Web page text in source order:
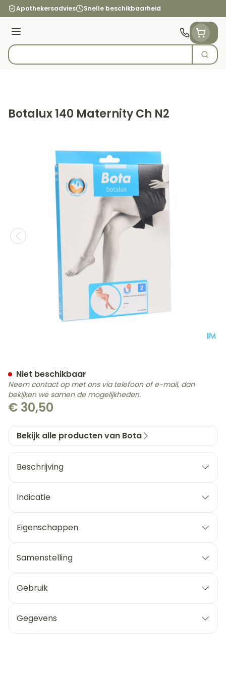
Ga naar de inhoud
Apothekersadvies Snelle beschikbaarheid
Menu
Product, merk, categorie...
Zoek
Botalux 140 Maternity Ch N2
€ 30,50
Niet beschikbaar
Neem contact op met ons via telefoon of e-mail, dan
bekijken we samen de mogelijkheden.
Bekijk alle producten van Bota
Beschrijving
Indicatie
Eigenschappen
Samenstelling
Gebruik
Gegevens